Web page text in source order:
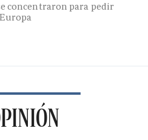
concentraron para pedir